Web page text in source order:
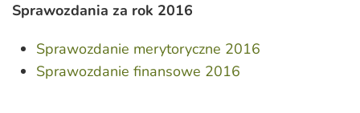
Sprawozdania za rok 2016
Sprawozdanie merytoryczne 2016
Sprawozdanie finansowe 2016